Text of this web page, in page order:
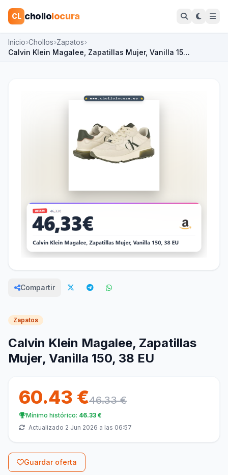
CL chollolocura
Inicio Chollos Zapatos
Calvin Klein Magalee, Zapatillas Mujer, Vanilla 15…
Compartir
Zapatos
Calvin Klein Magalee, Zapatillas
Mujer, Vanilla 150, 38 EU
60.43 €46.33 €
Mínimo histórico: 46.33 €
Actualizado 2 Jun 2026 a las 06:57
Guardar oferta